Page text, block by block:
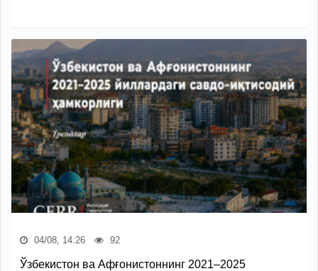
04/08, 14:26 92
Ўзбекистон ва Афғонистоннинг 2021–2025